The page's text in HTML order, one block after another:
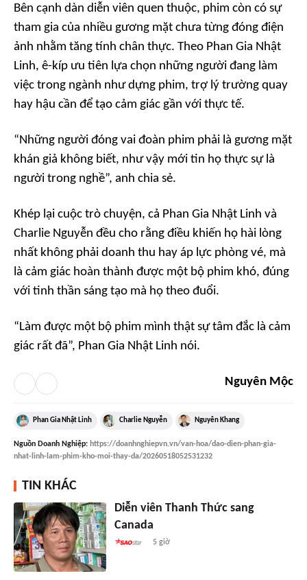
Bên cạnh dàn diễn viên quen thuộc, phim còn có sự
tham gia của nhiều gương mặt chưa từng đóng điện
ảnh nhằm tăng tính chân thực. Theo Phan Gia Nhật
Linh, ê-kíp ưu tiên lựa chọn những người đang làm
việc trong ngành như dựng phim, trợ lý trường quay
hay hậu cần để tạo cảm giác gần với thực tế.
“Những người đóng vai đoàn phim phải là gương mặt
khán giả không biết, như vậy mới tin họ thực sự là
người trong nghề”, anh chia sẻ.
Khép lại cuộc trò chuyện, cả Phan Gia Nhật Linh và
Charlie Nguyễn đều cho rằng điều khiến họ hài lòng
nhất không phải doanh thu hay áp lực phòng vé, mà
là cảm giác hoàn thành được một bộ phim khó, đúng
với tinh thần sáng tạo mà họ theo đuổi.
“Làm được một bộ phim mình thật sự tâm đắc là cảm
giác rất đã”, Phan Gia Nhật Linh nói.
Nguyên Mộc
Phan Gia Nhật Linh Charlie Nguyễn Nguyên Khang
Nguồn Doanh Nghiệp: https://doanhnghiepvn.vn/van-hoa/dao-dien-phan-gia-
nhat-linh-lam-phim-kho-moi-thay-da/20260518052531232
TIN KHÁC
Diễn viên Thanh Thức sang
Canada
5 giờ